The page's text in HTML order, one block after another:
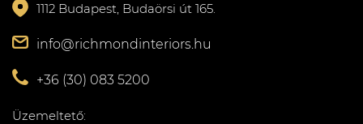
1112 Budapest, Budaörsi út 165.
info@richmondinteriors.hu
+36 (30) 083 5200
Üzemeltető: